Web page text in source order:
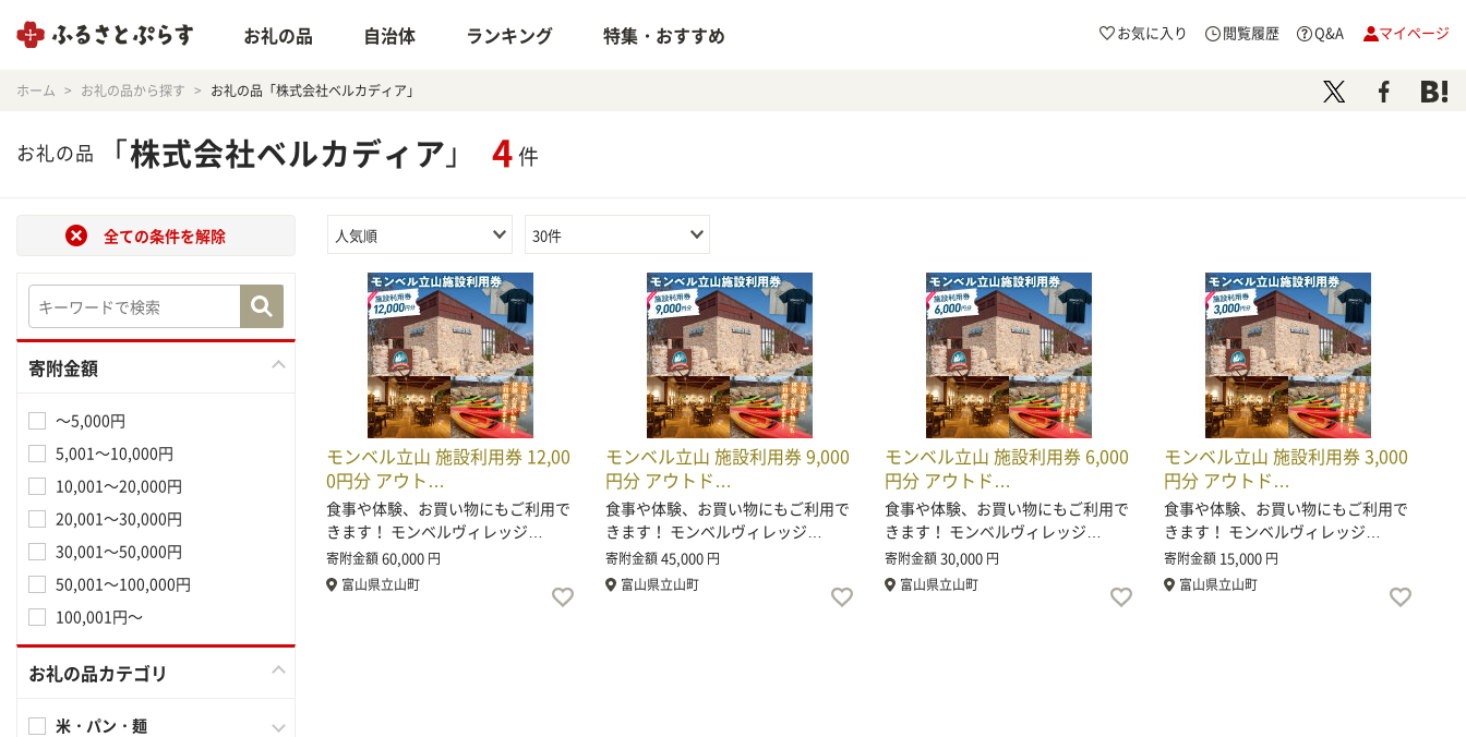
お礼の品 自治体 ランキング 特集・おすすめ お気に入り 閲覧履歴 Q&A マイページ
ホーム お礼の品から探す お礼の品「株式会社ベルカディア」
お礼の品「株式会社ベルカディア」 4件
全ての条件を解除
寄附金額
～5,000円
5,001～10,000円
10,001～20,000円
20,001～30,000円
30,001～50,000円
50,001～100,000円
100,001円～
お礼の品カテゴリ
米・パン・麺
人気順 30件
モンベル立山 施設利用券 12,00
0円分 アウト…
食事や体験、お買い物にもご利用で
きます！ モンベルヴィレッジ…
寄附金額60,000 円
富山県立山町
モンベル立山 施設利用券 9,000
円分 アウトド…
食事や体験、お買い物にもご利用で
きます！ モンベルヴィレッジ…
寄附金額45,000 円
富山県立山町
モンベル立山 施設利用券 6,000
円分 アウトド…
食事や体験、お買い物にもご利用で
きます！ モンベルヴィレッジ…
寄附金額30,000 円
富山県立山町
モンベル立山 施設利用券 3,000
円分 アウトド…
食事や体験、お買い物にもご利用で
きます！ モンベルヴィレッジ…
寄附金額 15,000 円
富山県立山町